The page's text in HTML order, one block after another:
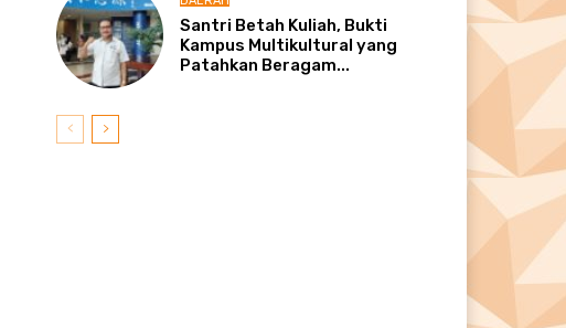
Santri Betah Kuliah, Bukti
Kampus Multikultural yang
Patahkan Beragam...